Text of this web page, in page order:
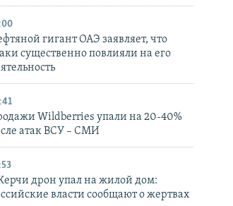
гигант ОАЭ заявляет, что
существенно повлияли на его
Wildberries упали на 20-40%
атак ВСУ – СМИ
дрон упал на жилой дом:
власти сообщают о жертвах